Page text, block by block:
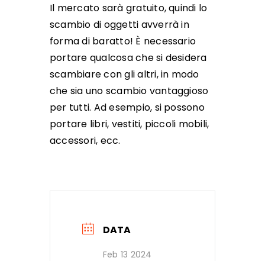
Il mercato sarà gratuito, quindi lo
scambio di oggetti avverrà in
forma di baratto! È necessario
portare qualcosa che si desidera
scambiare con gli altri, in modo
che sia uno scambio vantaggioso
per tutti. Ad esempio, si possono
portare libri, vestiti, piccoli mobili,
accessori, ecc.
DATA
Feb 13 2024